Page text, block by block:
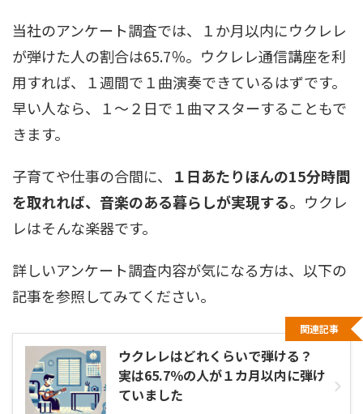
当社のアンケート調査では、１か月以内にウクレレ
が弾けた人の割合は65.7％。ウクレレ通信講座を利
用すれば、１週間で１曲演奏できているはずです。
早い人なら、１～２日で１曲マスターすることもで
きます。
子育てや仕事の合間に、
１日あたりほんの15分時間
を取れれば、音楽のある暮らしが実現する。ウクレ
レはそんな楽器です。
詳しいアンケート調査内容が気になる方は、以下の
記事を参照してみてください。
ウクレレはどれくらいで弾ける？
実は65.7％の人が１カ月以内に弾け
ていました
関連記事